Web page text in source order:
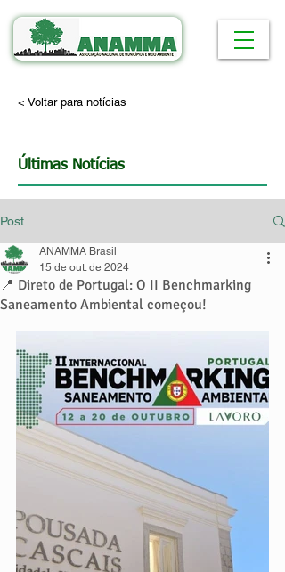
< Voltar para notícias
Últimas Notícias
Post
📍 Direto de Portugal: O II Benchmarking
Saneamento Ambiental começou!
ANAMMA Brasil
15 de out. de 2024